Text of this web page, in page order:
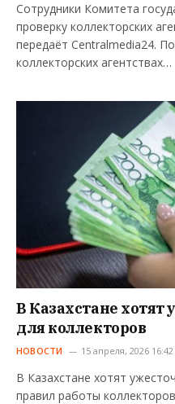
Сотрудники Комитета
проверку коллекторских
передаёт Centralmedia24.
коллекторских агентствах…
В Казахстане
для коллекторов
НОВОСТИ 15 апреля, 2026 16:42
В Казахстане хотят
правил работы